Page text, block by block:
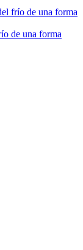
frío de una forma
de una forma